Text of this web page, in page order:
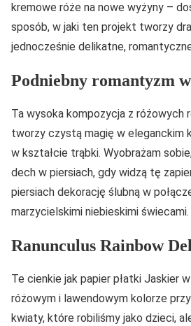
kremowe róże na nowe wyżyny –
sposób, w jaki ten projekt tworzy
jednocześnie delikatne,
Podniebny romantyzm
Ta wysoka kompozycja z różowych
tworzy czystą magię w eleganckim
w kształcie trąbki. Wyobrażam
dech w piersiach, gdy widzą tę
piersiach dekorację ślubną w
marzycielskimi niebieskimi świecami.
Ranunculus Rainbow
Te cienkie jak papier płatki Jaskier
różowym i lawendowym kolorze
kwiaty, które robiliśmy jako dzieci,